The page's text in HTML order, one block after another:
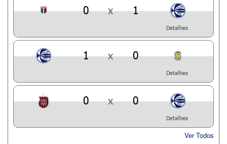
0 x 1
Detalhes
1 x 0
Detalhes
0 x 0
Detalhes
Ver Todos